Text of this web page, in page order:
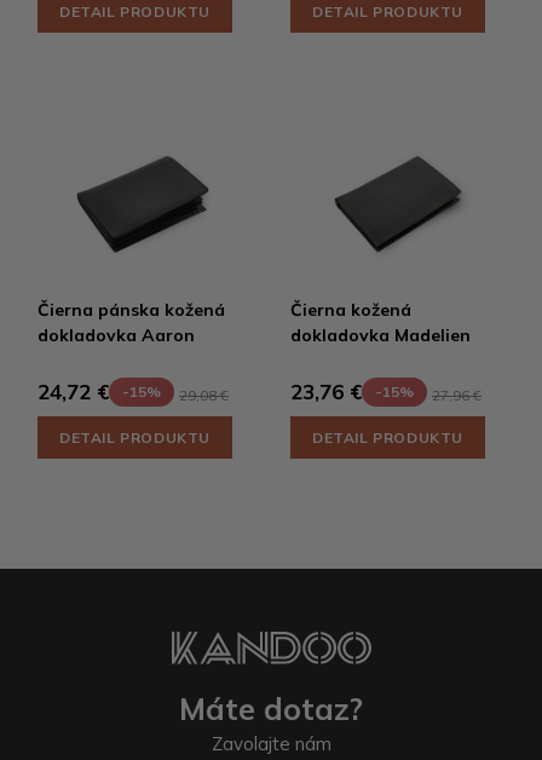
DETAIL PRODUKTU DETAIL PRODUKTU
Čierna pánska kožená
dokladovka Aaron
24,72 € -15% 29,08 €
DETAIL PRODUKTU
Čierna kožená
dokladovka Madelien
23,76 € -15% 27,96 €
DETAIL PRODUKTU
Máte dotaz?
Zavolajte nám